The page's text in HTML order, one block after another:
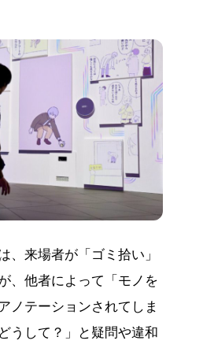
、来場者が「ゴミ拾い」
、他者によって「モノを
ノテーションされてしま
うして？」と疑問や違和